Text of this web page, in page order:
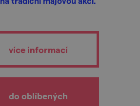
více informací
do oblíbených